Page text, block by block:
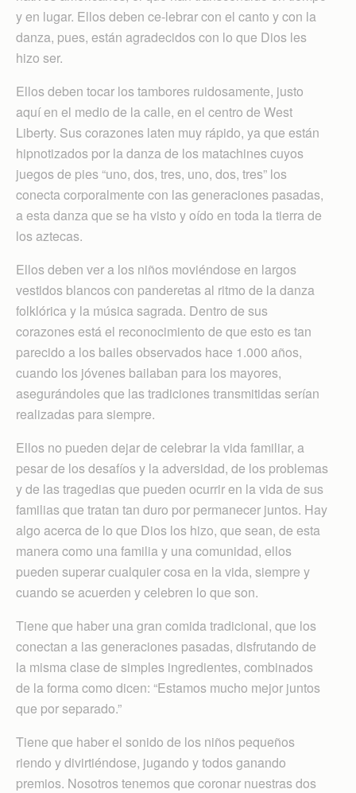
y en lugar. Ellos deben ce-lebrar con el canto y con la
danza, pues, están agradecidos con lo que Dios les
hizo ser.
Ellos deben tocar los tambores ruidosamente, justo
aquí en el medio de la calle, en el centro de West
Liberty. Sus corazones laten muy rápido, ya que están
hipnotizados por la danza de los matachines cuyos
juegos de pies “uno, dos, tres, uno, dos, tres” los
conecta corporalmente con las generaciones pasadas,
a esta danza que se ha visto y oído en toda la tierra de
los aztecas.
Ellos deben ver a los niños moviéndose en largos
vestidos blancos con panderetas al ritmo de la danza
folklórica y la música sagrada. Dentro de sus
corazones está el reconocimiento de que esto es tan
parecido a los bailes observados hace 1.000 años,
cuando los jóvenes bailaban para los mayores,
asegurándoles que las tradiciones transmitidas serían
realizadas para siempre.
Ellos no pueden dejar de celebrar la vida familiar, a
pesar de los desafíos y la adversidad, de los problemas
y de las tragedias que pueden ocurrir en la vida de sus
familias que tratan tan duro por permanecer juntos. Hay
algo acerca de lo que Dios los hizo, que sean, de esta
manera como una familia y una comunidad, ellos
pueden superar cualquier cosa en la vida, siempre y
cuando se acuerden y celebren lo que son.
Tiene que haber una gran comida tradicional, que los
conectan a las generaciones pasadas, disfrutando de
la misma clase de simples ingredientes, combinados
de la forma como dicen: “Estamos mucho mejor juntos
que por separado.”
Tiene que haber el sonido de los niños pequeños
riendo y divirtiéndose, jugando y todos ganando
premios. Nosotros tenemos que coronar nuestras dos